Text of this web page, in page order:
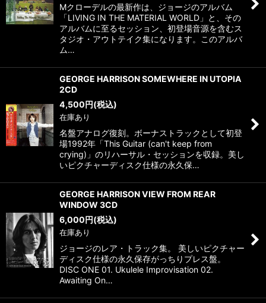
Mクローデルの最新作は、ジョージのアルバム
「LIVING IN THE MATERIAL WORLD」と、その
アルバムに至るセッション、初登場音源を含むス
タジオ・アウトテイク集になります。このアルバ
ム…
GEORGE HARRISON SOMEWHERE IN UTOPIA
2CD
4,500円(税込)
在庫あり
名盤アナログ復刻。ボーナストラックとして初登
場1992年「This Guitar (can't keep from
crying)」のリハーサル・セッションを収録。美し
いピクチャーディスク仕様の永久保…
GEORGE HARRISON VIEW FROM REAR
WINDOW 3CD
6,000円(税込)
在庫あり
ジョージのレア・トラック集。 美しいピクチャー
ディスク仕様の永久保存がっちりプレス盤。
DISC ONE 01. Ukulele Improvisation 02.
Awaiting On…